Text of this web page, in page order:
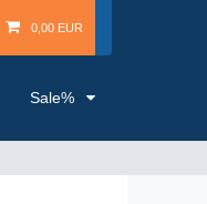
0,00 EUR
Sale%